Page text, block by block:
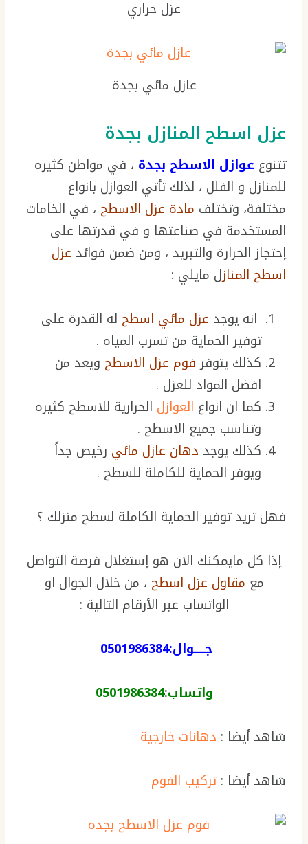
عزل حراري
عازل مائي بجدة
عزل اسطح المنازل بجدة
تتنوع عوازل الاسطح بجدة ، في مواطن كثيره
للمنازل و الفلل ، لذلك تأتي العوازل بانواع
مختلفة، وتختلف مادة عزل الاسطح ، في الخامات
المستخدمة في صناعتها و في قدرتها على
إحتجاز الحرارة والتبريد ، ومن ضمن فوائد عزل
اسطح المنازل مايلي :
انه يوجد عزل مائي اسطح له القدرة على
توفير الحماية من تسرب المياه .
كذلك يتوفر فوم عزل الاسطح ويعد من
افضل المواد للعزل .
كما ان انواع العوازل الحرارية للاسطح كثيره
وتناسب جميع الاسطح .
كذلك يوجد دهان عازل مائي رخيص جداً
ويوفر الحماية للكاملة للسطح .
فهل تريد توفير الحماية الكاملة لسطح منزلك ؟
إذا كل مايمكنك الان هو إستغلال فرصة التواصل
مع مقاول عزل اسطح ، من خلال الجوال او
الواتساب عبر الأرقام التالية :
جـــــوال:0501986384
واتساب:
0501986384
شاهد أيضا : دهانات خارجية
شاهد أيضا :تركيب الفوم